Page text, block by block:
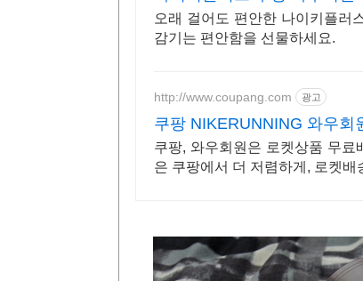
오래 걸어도 편안한 나이키플러
감기는 편안함을 선물하세요.
http://www.coupang.com 광고
쿠팡 NIKERUNNING 와우회
쿠팡, 와우회원은 로켓상품 무
은 쿠팡에서 더 저렴하게, 로켓배